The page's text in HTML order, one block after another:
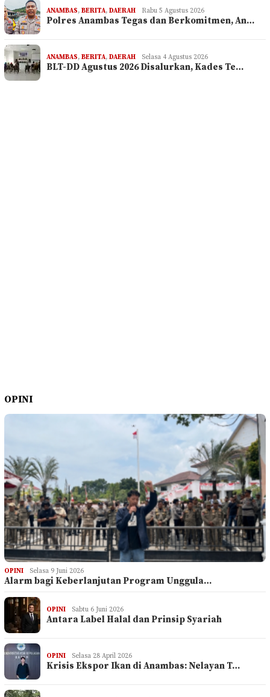
ANAMBAS, BERITA, DAERAH Rabu 5 Agustus 2026
Polres Anambas Tegas dan Berkomitmen, An…
ANAMBAS, BERITA, DAERAH Selasa 4 Agustus 2026
BLT-DD Agustus 2026 Disalurkan, Kades Te…
OPINI
OPINI Selasa 9 Juni 2026
Alarm bagi Keberlanjutan Program Unggula…
OPINI Sabtu 6 Juni 2026
Antara Label Halal dan Prinsip Syariah
OPINI Selasa 28 April 2026
Krisis Ekspor Ikan di Anambas: Nelayan T…